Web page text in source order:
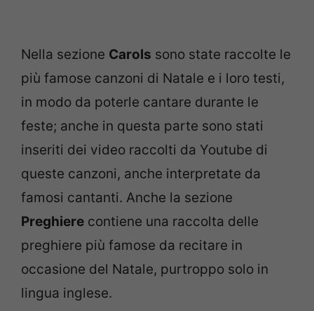
Nella sezione Carols sono state raccolte le
più famose canzoni di Natale e i loro testi,
in modo da poterle cantare durante le
feste; anche in questa parte sono stati
inseriti dei video raccolti da Youtube di
queste canzoni, anche interpretate da
famosi cantanti. Anche la sezione
Preghiere contiene una raccolta delle
preghiere più famose da recitare in
occasione del Natale, purtroppo solo in
lingua inglese.